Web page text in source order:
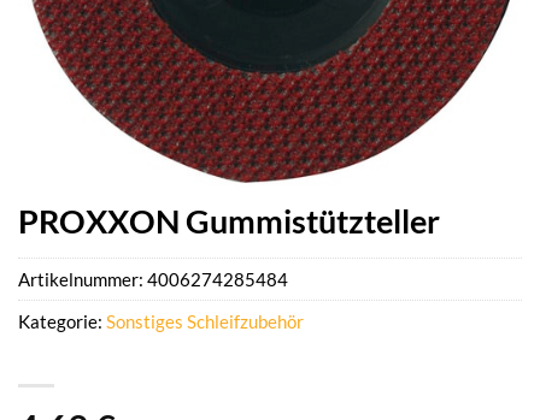
PROXXON Gummistützteller
Artikelnummer: 4006274285484
Kategorie: Sonstiges Schleifzubehör